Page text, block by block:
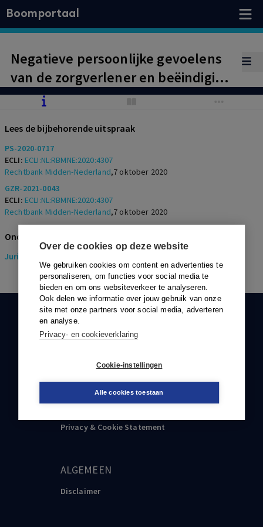
Over de cookies op deze website
We gebruiken cookies om content en advertenties te
personaliseren, om functies voor social media te
bieden en om ons websiteverkeer te analyseren.
Ook delen we informatie over jouw gebruik van onze
site met onze partners voor social media, adverteren
en analyse.
Privacy- en cookieverklaring
Cookie-instellingen
Alle cookies toestaan
Boomportaal
Negatieve persoonlijke gevoelens
van de zorgverlener en beëindiging
van een
Lees de bijbehorende uitspraak
PS-2020-0717
ECLI: ECLI:NL:RBMNE:2020:4307
Rechtbank Midden-Nederland,7 oktober 2020
GZR-2021-0043
ECLI: ECLI:NL:RBMNE:2020:4307
Rechtbank Midden-Nederland,7 oktober 2020
Onderwerpen
Juridisch
KLANTENSERVICE
088-0301000
klantenservice@boom.nl
PRVACY & COOKIE STATEMENT
Privacy & Cookie Statement
ALGEMEEN
Disclaimer